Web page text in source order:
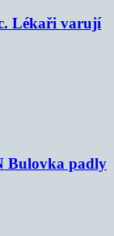
Lékaři varují
Bulovka padly